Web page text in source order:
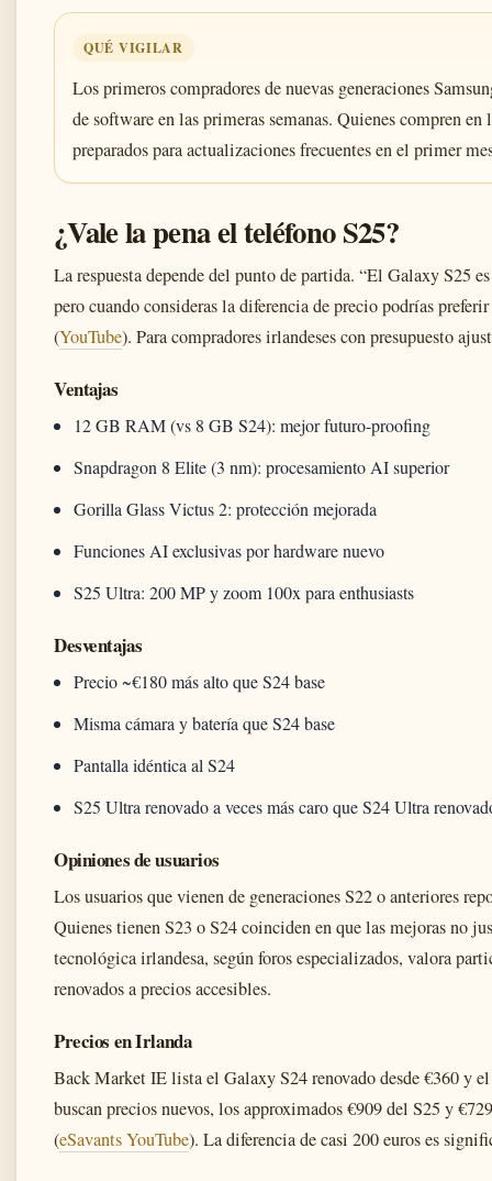
QUÉ VIGILAR
Los primeros compradores de nuevas generaciones
de software en las primeras semanas. Quienes compren en
preparados para actualizaciones frecuentes en el primer
¿Vale la pena el teléfono S25?
La respuesta depende del punto de partida. “El Galaxy S25
pero cuando consideras la diferencia de precio podrías
(YouTube). Para compradores irlandeses con presupuesto
Ventajas
12 GB RAM (vs 8 GB S24): mejor futuro-proofing
Snapdragon 8 Elite (3 nm): procesamiento AI superior
Gorilla Glass Victus 2: protección mejorada
Funciones AI exclusivas por hardware nuevo
S25 Ultra: 200 MP y zoom 100x para enthusiasts
Desventajas
Precio ~€180 más alto que S24 base
Misma cámara y batería que S24 base
Pantalla idéntica al S24
S25 Ultra renovado a veces más caro que S24 Ultra
Opiniones de usuarios
Los usuarios que vienen de generaciones S22 o anteriores
Quienes tienen S23 o S24 coinciden en que las mejoras no
tecnológica irlandesa, según foros especializados, valora
renovados a precios accesibles.
Precios en Irlanda
Back Market IE lista el Galaxy S24 renovado desde €360 y
buscan precios nuevos, los approximados €909 del S25 y
(eSavants YouTube). La diferencia de casi 200 euros es